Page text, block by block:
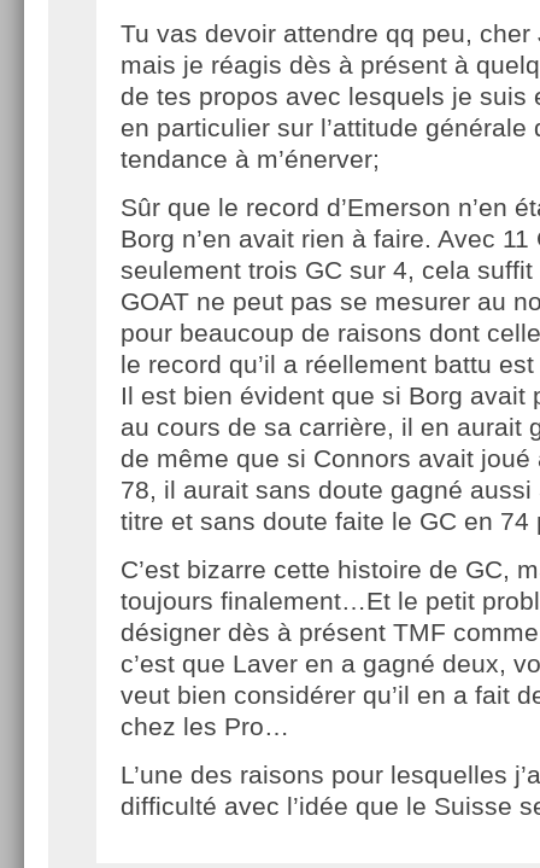
Tu vas devoir attendre qq peu, cher
mais je réagis dès à présent à
de tes propos avec lesquels je suis
en particulier sur l’attitude générale
tendance à m’énerver;
Sûr que le record d’Emerson n’en
Borg n’en avait rien à faire. Avec
seulement trois GC sur 4, cela
GOAT ne peut pas se mesurer au
pour beaucoup de raisons dont
le record qu’il a réellement battu
Il est bien évident que si Borg avait
au cours de sa carrière, il en aurait
de même que si Connors avait joué
78, il aurait sans doute gagné aussi
titre et sans doute faite le GC en
C’est bizarre cette histoire de GC,
toujours finalement…Et le petit
désigner dès à présent TMF
c’est que Laver en a gagné deux,
veut bien considérer qu’il en a fait
chez les Pro…
L’une des raisons pour lesquelles
difficulté avec l’idée que le Suisse